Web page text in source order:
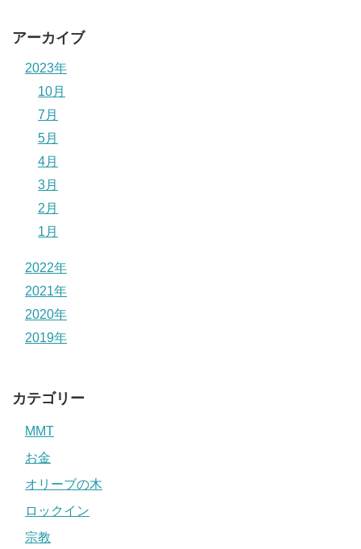
アーカイブ
2023年
10月
7月
5月
4月
3月
2月
1月
2022年
2021年
2020年
2019年
カテゴリー
MMT
お金
オリーブの木
ロックイン
宗教